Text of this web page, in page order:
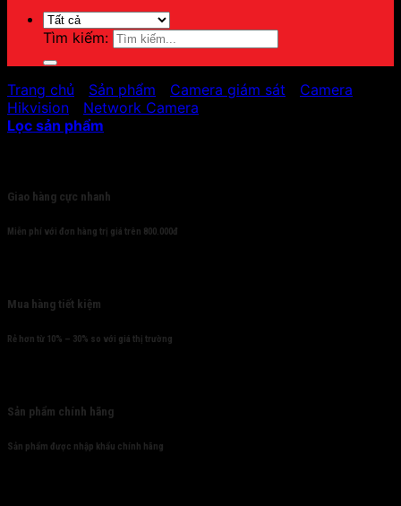
Tìm kiếm:
Trang chủ Sản phẩm Camera giám sát
Camera
Hikvision
Network Camera
Lọc sản phẩm
Giao hàng cực nhanh
Miễn phí với đơn hàng trị giá trên 800.000đ
Mua hàng tiết kiệm
Rẻ hơn từ 10% – 30% so với giá thị trường
Sản phẩm chính hãng
Sản phẩm được nhập khẩu chính hãng